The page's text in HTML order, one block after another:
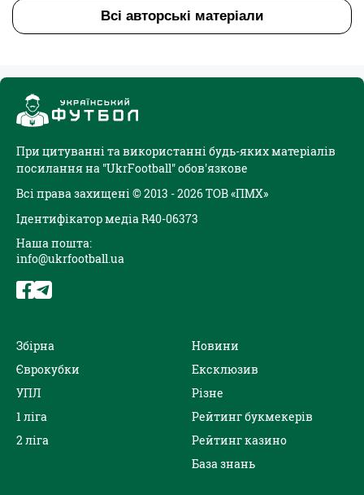
Всі авторські матеріали
При цитуванні та використанні будь-яких матеріалів
посилання на "UkrFootball" обов'язкове
Всі права захищені © 2013 - 2026 ТОВ «ПМХ»
Ідентифікатор медіа R40-06373
Наша пошта:
info@ukrfootball.ua
Збірна
Єврокубки
УПЛ
1 ліга
2 ліга
Новини
Ексклюзив
Різне
Рейтинг букмекерів
Рейтинг казино
База знань